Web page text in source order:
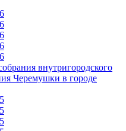
внутригородского
Черемушки в городе